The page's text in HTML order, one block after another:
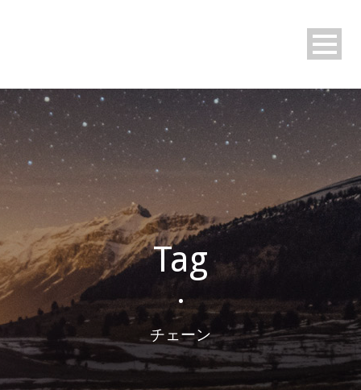
Tag
•
チェーン